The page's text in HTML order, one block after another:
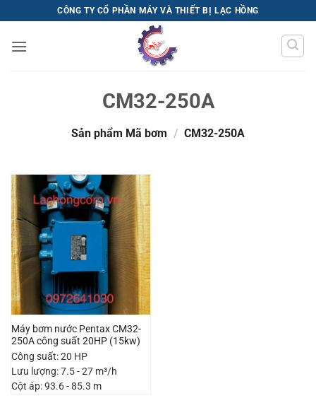
qua
nội
CÔNG TY CỔ PHẦN MÁY VÀ THIẾT BỊ LẠC HỒNG
CM32-250A
Sản phẩm Mã bơm / CM32-250A
Máy bơm nước Pentax CM32-
250A công suất 20HP (15kw)
Công suất: 20 HP
Lưu lượng: 7.5 - 27 m³/h
Cột áp: 93.6 - 85.3 m